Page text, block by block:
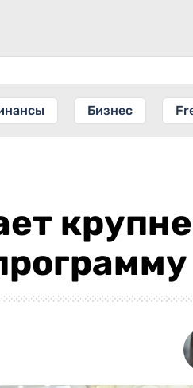
Бизнес